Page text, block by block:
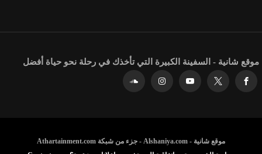
موقع شانية - السفينة الكبيرة التي تأخذك في رحلة نحو حياة أفضل
موقع شانية - Alshaniya.com - جزء من شبكة Athartainment.com